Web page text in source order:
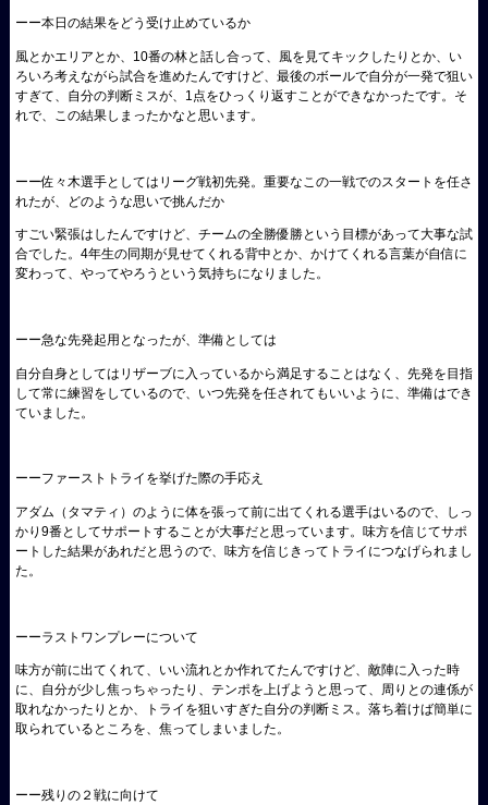
ーー本日の結果をどう受け止めているか
風とかエリアとか、10番の林と話し合って、風を見てキックしたりとか、い
ろいろ考えながら試合を進めたんですけど、最後のボールで自分が一発で狙い
すぎて、自分の判断ミスが、1点をひっくり返すことができなかったです。そ
れで、この結果しまったかなと思います。
ーー佐々木選手としてはリーグ戦初先発。重要なこの一戦でのスタートを任さ
れたが、どのような思いで挑んだか
すごい緊張はしたんですけど、チームの全勝優勝という目標があって大事な試
合でした。4年生の同期が見せてくれる背中とか、かけてくれる言葉が自信に
変わって、やってやろうという気持ちになりました。
ーー急な先発起用となったが、準備としては
自分自身としてはリザーブに入っているから満足することはなく、先発を目指
して常に練習をしているので、いつ先発を任されてもいいように、準備はでき
ていました。
ーーファーストトライを挙げた際の手応え
アダム（タマティ）のように体を張って前に出てくれる選手はいるので、しっ
かり9番としてサポートすることが大事だと思っています。味方を信じてサポ
ートした結果があれだと思うので、味方を信じきってトライにつなげられまし
た。
ーーラストワンプレーについて
味方が前に出てくれて、いい流れとか作れてたんですけど、敵陣に入った時
に、自分が少し焦っちゃったり、テンポを上げようと思って、周りとの連係が
取れなかったりとか、トライを狙いすぎた自分の判断ミス。落ち着けば簡単に
取られているところを、焦ってしまいました。
ーー残りの２戦に向けて